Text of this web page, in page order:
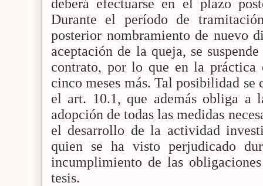
deberá efectuarse en el plazo
Durante el período de
posterior nombramiento de nuevo
aceptación de la queja, se
contrato, por lo que en la práctica
cinco meses más. Tal posibilidad se
el art. 10.1, que además obliga a
adopción de todas las medidas
el desarrollo de la actividad
quien se ha visto perjudicado
incumplimiento de las
tesis.